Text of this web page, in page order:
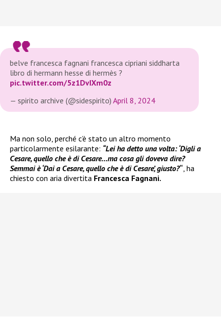
belve francesca fagnani francesca cipriani siddharta
libro di hermann hesse di hermès ?
pic.twitter.com/5z1DvIXm0z
— spirito archive (@sidespirito) April 8, 2024
Ma non solo, perché c’è stato un altro momento
particolarmente esilarante: “Lei ha detto una volta: ‘Digli a
Cesare, quello che è di Cesare…ma cosa gli doveva dire?
Semmai è ‘Dai a Cesare, quello che è di Cesare’, giusto?“ , ha
chiesto con aria divertita Francesca Fagnani.